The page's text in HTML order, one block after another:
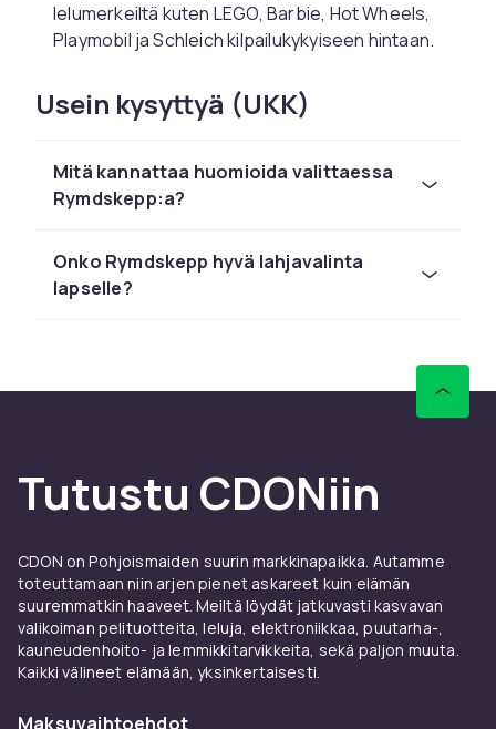
lelumerkeiltä kuten LEGO, Barbie, Hot Wheels,
Playmobil ja Schleich kilpailukykyiseen hintaan.
mukaan. CDONilta tilaat turvallisesti nopealla
toimituksella ja helpolla palautuksella. Kaikki
Tutustu koko leluvalikoimaan CDONissa.
Barbielta ja Schleichistä kilpailukykyiseen
hintaan nopealla toimituksella.
löytääksesi parhaan lelun lapsellesi.
Barbielta ja Schleichistä kilpailukykyiseen
hintaan nopealla toimituksella.
Vertaile tuotteita ja lue asiakasarvioita
löytääksesi parhaan lelun lapsellesi.
CDONilta löydät rymdskepp:ä LEGOlta,
Usein kysyttyä (UKK)
Mitä kannattaa huomioida valittaessa
Rymdskepp:a?
Onko Rymdskepp hyvä lahjavalinta
lapselle?
Tutustu CDONiin
CDON on Pohjoismaiden suurin markkinapaikka. Autamme
toteuttamaan niin arjen pienet askareet kuin elämän
suuremmatkin haaveet. Meiltä löydät jatkuvasti kasvavan
valikoiman pelituotteita, leluja, elektroniikkaa, puutarha-,
kauneudenhoito- ja lemmikkitarvikkeita, sekä paljon muuta.
Kaikki välineet elämään, yksinkertaisesti.
Maksuvaihtoehdot